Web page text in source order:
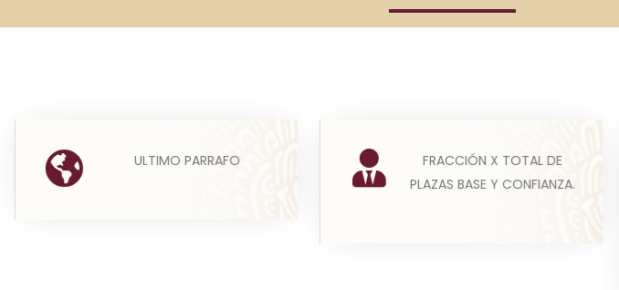
ULTIMO PARRAFO
ÚLTIMO PÁRRAFO DEL ARTÍCULO 33
FRACCIÓN X TOTAL DE
PLAZAS BASE Y CONFIANZA.
X
Leer más